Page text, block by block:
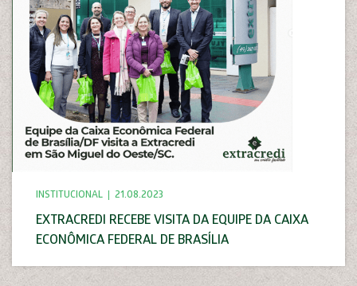
INSTITUCIONAL 21.08.2023
EXTRACREDI RECEBE VISITA DA EQUIPE DA CAIXA
ECONÔMICA FEDERAL DE BRASÍLIA